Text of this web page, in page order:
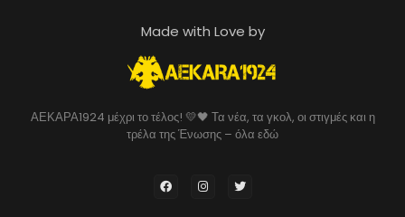
Made with Love by
ΑΕΚΑΡΑ1924 μέχρι το τέλος! 💛🖤 Τα νέα, τα γκολ, οι στιγμές και η
τρέλα της Ένωσης – όλα εδώ